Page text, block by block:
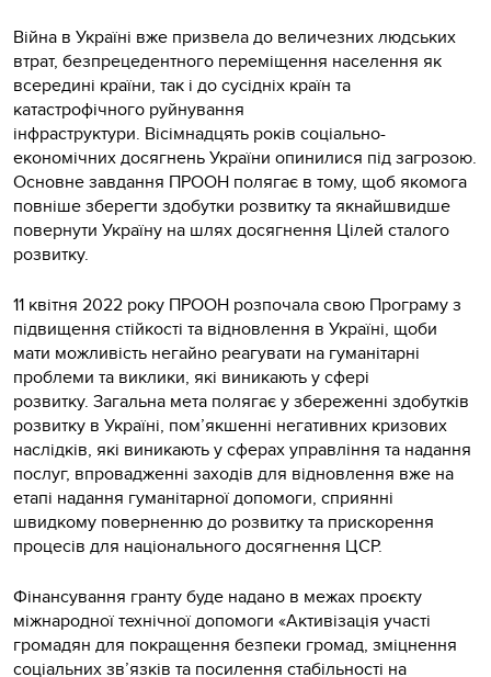
Війна в Україні вже призвела до величезних людських
втрат, безпрецедентного переміщення населення як
всередині країни, так і до сусідніх країн та
катастрофічного руйнування
інфраструктури. Вісімнадцять років соціально-
економічних досягнень України опинилися під загрозою.
Основне завдання ПРООН полягає в тому, щоб якомога
повніше зберегти здобутки розвитку та якнайшвидше
повернути Україну на шлях досягнення Цілей сталого
розвитку.
11 квітня 2022 року ПРООН розпочала свою Програму з
підвищення стійкості та відновлення в Україні, щоби
мати можливість негайно реагувати на гуманітарні
проблеми та виклики, які виникають у сфері
розвитку. Загальна мета полягає у збереженні здобутків
розвитку в Україні, пом’якшенні негативних кризових
наслідків, які виникають у сферах управління та надання
послуг, впровадженні заходів для відновлення вже на
етапі надання гуманітарної допомоги, сприянні
швидкому поверненню до розвитку та прискорення
процесів для національного досягнення ЦСР.
Фінансування гранту буде надано в межах проєкту
міжнародної технічної допомоги «Активізація участі
громадян для покращення безпеки громад, зміцнення
соціальних зв’язків та посилення стабільності на